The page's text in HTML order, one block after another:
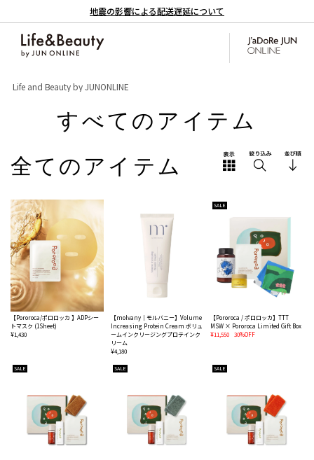
地震の影響による配送遅延について
Life and Beauty by JUNONLINE
すべてのアイテム
全てのアイテム
【Pororoca/ポロロッカ 】ADPシー
トマスク (1Sheet)
¥1,430
【molvany｜モルバニー】Volume
Increasing Protein Cream ボリュ
ームインクリージングプロテインク
リーム
¥4,180
SALE
【Pororoca / ポロロッカ】TTT
MSW × Pororoca Limited Gift Box
¥11,550
30%OFF
SALE SALE SALE